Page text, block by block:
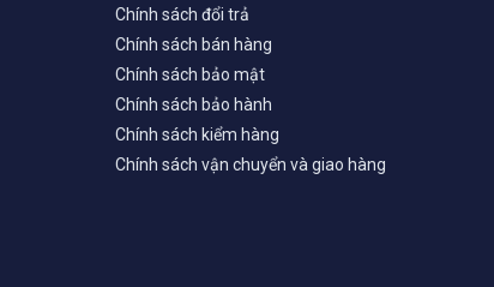
Chính sách đổi trả
Chính sách bán hàng
Chính sách bảo mật
Chính sách bảo hành
Chính sách kiểm hàng
Chính sách vận chuyển và giao hàng